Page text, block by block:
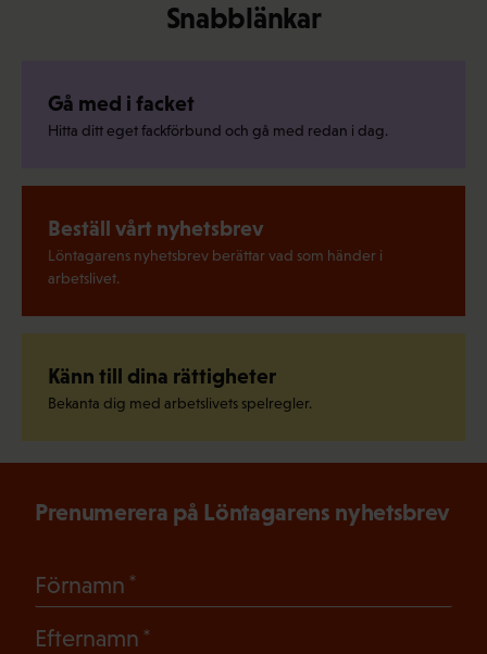
Snabblänkar
Gå med i facket
Hitta ditt eget fackförbund och gå med redan i dag.
Beställ vårt nyhetsbrev
Löntagarens nyhetsbrev berättar vad som händer i
arbetslivet.
Känn till dina rättigheter
Bekanta dig med arbetslivets spelregler.
Prenumerera på Löntagarens nyhetsbrev
Förnamn
Efternamn